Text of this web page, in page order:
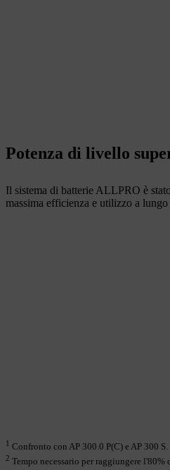
Potenza di livello
Il sistema di batterie ALLPRO è
massima efficienza e utilizzo a
1 Confronto con AP 300.0 P(C) e AP 300 S.
2 Tempo necessario per raggiungere